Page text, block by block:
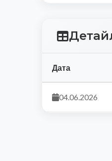
Дата
04.06.2026